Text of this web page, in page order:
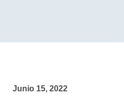
Junio 15, 2022